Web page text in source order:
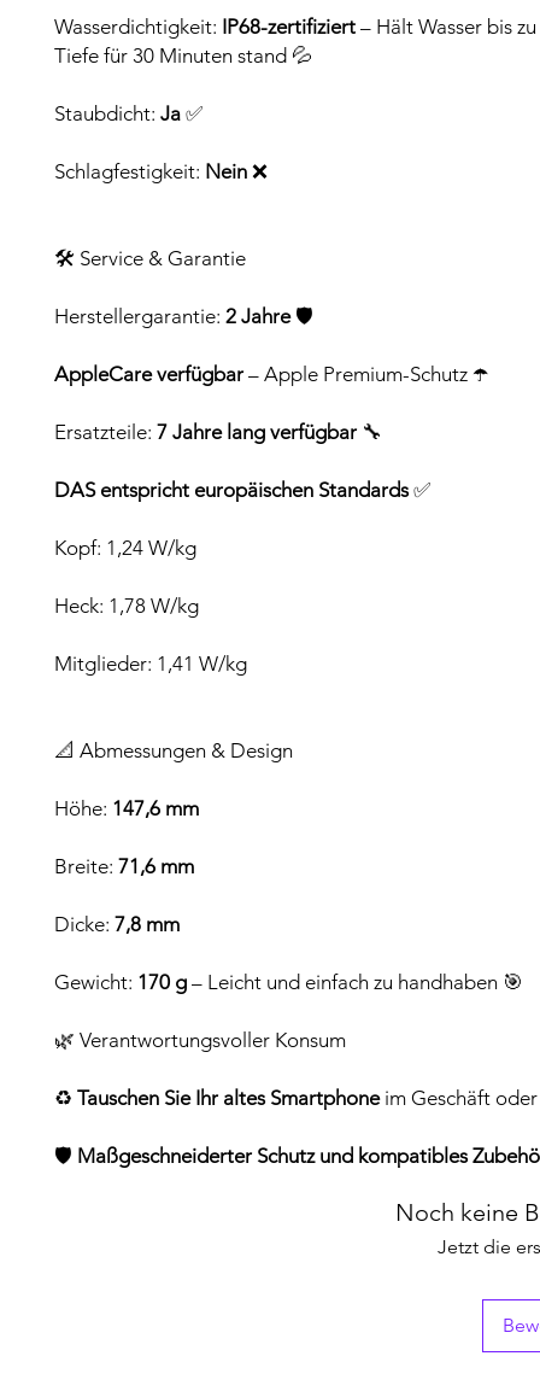
Wasserdichtigkeit: IP68-zertifiziert – Hält Wasser bis
Tiefe für 30 Minuten stand 💦
Staubdicht: Ja ✅
Schlagfestigkeit: Nein ❌
🛠️ Service & Garantie
Herstellergarantie: 2 Jahre🛡️
AppleCare verfügbar – Apple Premium-Schutz ☂️
Ersatzteile: 7 Jahre lang verfügbar 🔧
DAS entspricht europäischen Standards✅
Kopf: 1,24 W/kg
Heck: 1,78 W/kg
Mitglieder: 1,41 W/kg
📐 Abmessungen & Design
Höhe: 147,6 mm
Breite: 71,6 mm
Dicke: 7,8 mm
Gewicht: 170 g – Leicht und einfach zu handhaben 🎯
🌿 Verantwortungsvoller Konsum
♻️ Tauschen Sie Ihr altes Smartphoneim Geschäft
🛡️ Maßgeschneiderter Schutz und kompatibles
Noch keine
Jetzt die